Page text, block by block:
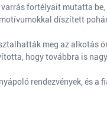
fortélyait mutatta
díszített
meg az alkotás
hogy továbbra is
rendezvények, és a